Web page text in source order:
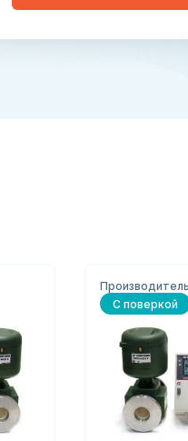
С поверкой